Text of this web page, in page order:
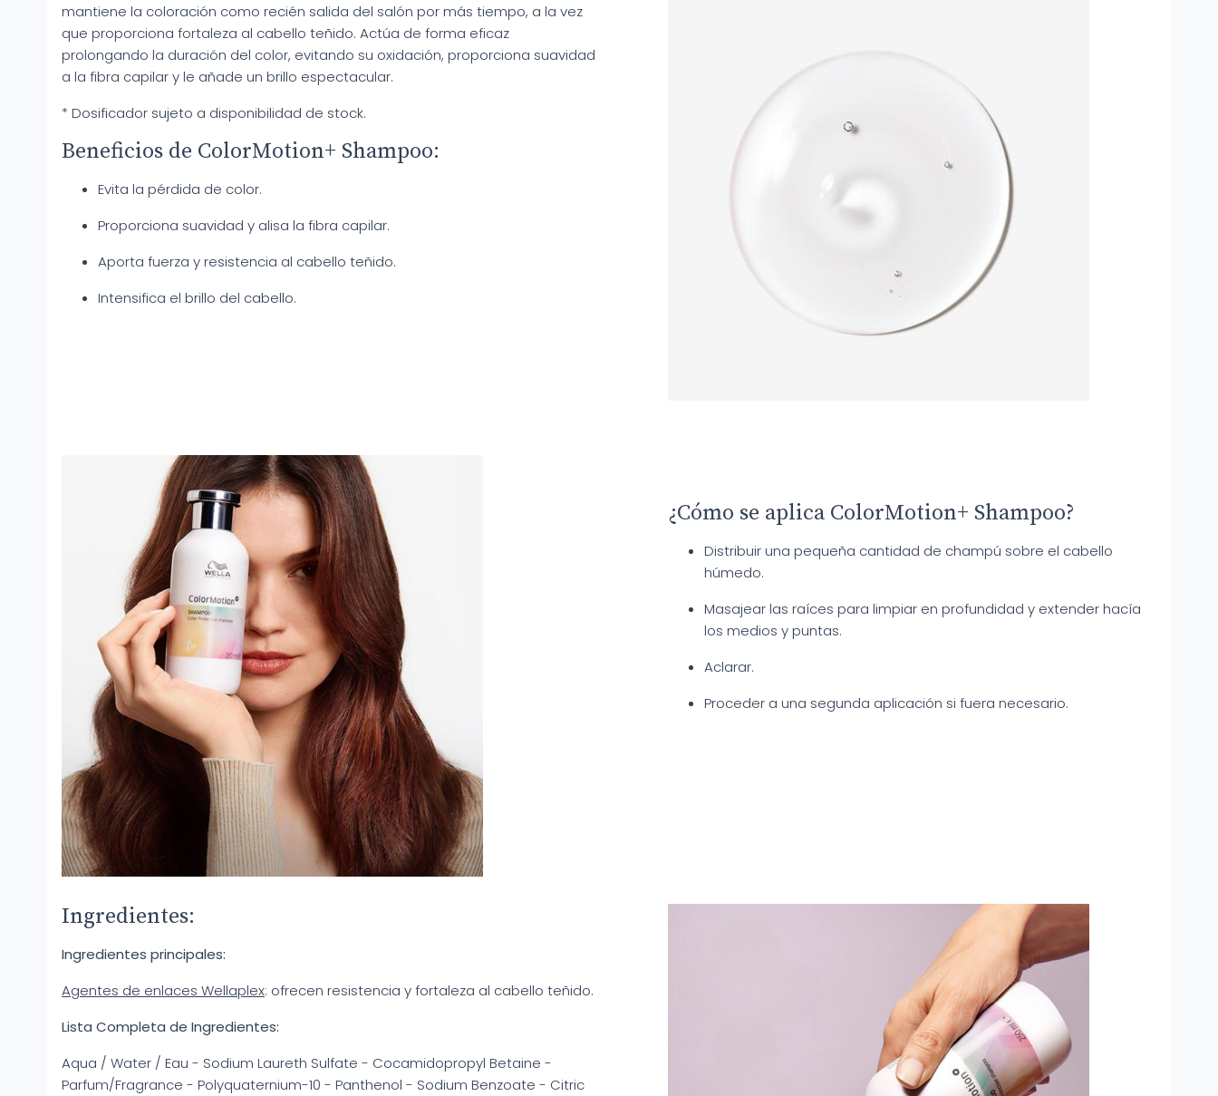
mantiene la coloración como recién salida del salón por más tiempo, a la vez
que proporciona fortaleza al cabello teñido. Actúa de forma eficaz
prolongando la duración del color, evitando su oxidación, proporciona suavidad
a la fibra capilar y le añade un brillo espectacular.
* Dosificador sujeto a disponibilidad de stock.
Beneficios de ColorMotion+ Shampoo:
Evita la pérdida de color.
Proporciona suavidad y alisa la fibra capilar.
Aporta fuerza y resistencia al cabello teñido.
Intensifica el brillo del cabello.
¿Cómo se aplica ColorMotion+ Shampoo?
Distribuir una pequeña cantidad de champú sobre el cabello
húmedo.
Masajear las raíces para limpiar en profundidad y extender hacía
los medios y puntas.
Aclarar.
Proceder a una segunda aplicación si fuera necesario.
Ingredientes:
Ingredientes principales:
Agentes de enlaces Wellaplex: ofrecen resistencia y fortaleza al cabello teñido.
Lista Completa de Ingredientes:
Aqua / Water / Eau - Sodium Laureth Sulfate - Cocamidopropyl Betaine -
Parfum/Fragrance - Polyquaternium-10 - Panthenol - Sodium Benzoate - Citric